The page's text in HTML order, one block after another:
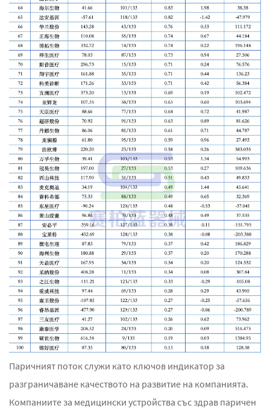
Паричният поток служи като ключов индикатор за
разграничаване качеството на развитие на компанията.
Компаниите за медицински устройства със здрав паричен